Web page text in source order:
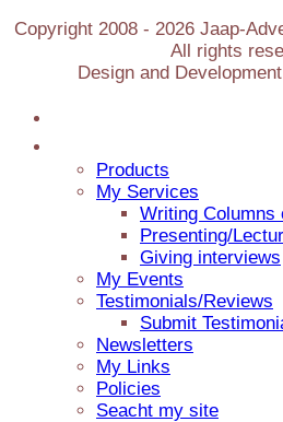
Copyright 2008 - 2026 Jaap-
All rights
Design and Development
Products
My Services
Writing Columns
Presenting/
Giving interviews
My Events
Testimonials/Reviews
Submit
Newsletters
My Links
Policies
Seacht my site